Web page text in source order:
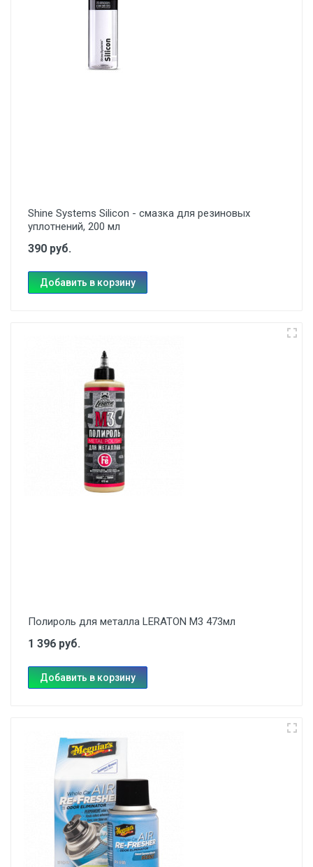
Shine Systems Silicon - смазка для резиновых
уплотнений, 200 мл
390 руб.
Добавить в корзину
Полироль для металла LERATON M3 473мл
1 396 руб.
Добавить в корзину